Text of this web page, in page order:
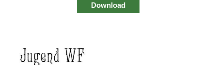
Download